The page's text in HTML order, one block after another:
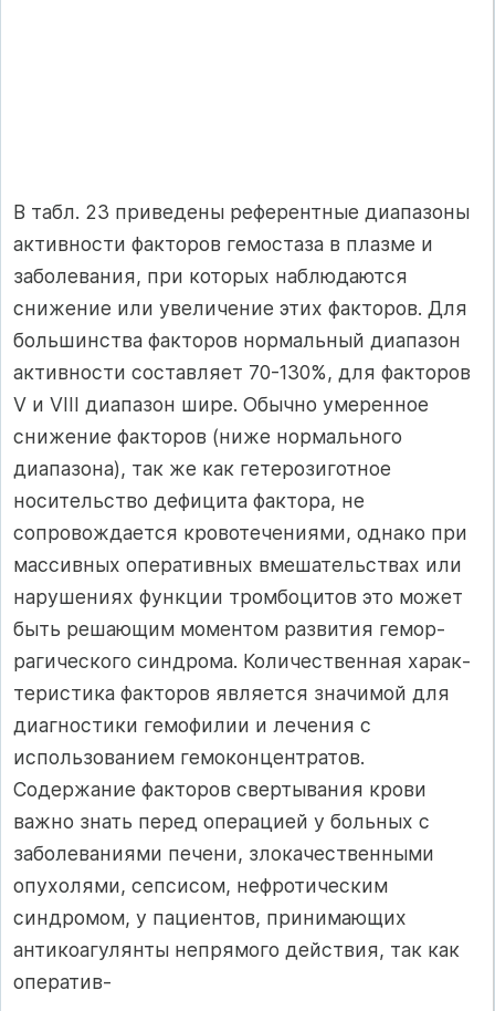
В табл. 23 приведены референтные диапазо­ны
активности факторов гемостаза в плазме и
заболевания, при которых наблюдаются
сниже­ние или увеличение этих факторов. Для
боль­шинства факторов нормальный диапазон
актив­ности составляет 70-130%, для факторов
V и VIII диапазон шире. Обычно умеренное
снижение факторов (ниже нормального
диапазона), так же как гетерозиготное
носительство дефицита фак­тора, не
сопровождается кровотечениями, одна­ко при
массивных оперативных вмешательствах или
нарушениях функции тромбоцитов это мо­жет
быть решающим моментом развития гемор­
рагического синдрома. Количественная харак­
теристика факторов является значимой для
ди­агностики гемофилии и лечения с
использовани­ем гемоконцентратов.
Содержание факторов свертывания крови
важно знать перед операци­ей у больных с
заболеваниями печени, злокаче­ственными
опухолями, сепсисом, нефротическим
синдромом, у пациентов, принимающих
антико­агулянты непрямого действия, так как
оператив-